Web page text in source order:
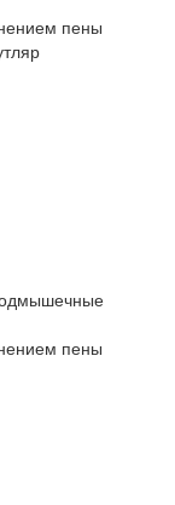
пены
пены